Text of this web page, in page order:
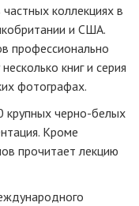
коллекциях в
и США.
профессионально
книг и серия
фотографах.
крупных черно-белых
Кроме
прочитает лекцию